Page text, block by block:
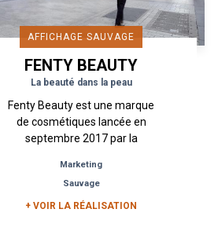
AFFICHAGE SAUVAGE
FENTY BEAUTY
La beauté dans la peau
Fenty Beauty est une marque
de cosmétiques lancée en
septembre 2017 par la
collaboration avec le groupe
de luxe LVMH. Popularisée
grâce à sa...
Marketing
Sauvage
+ VOIR LA RÉALISATION